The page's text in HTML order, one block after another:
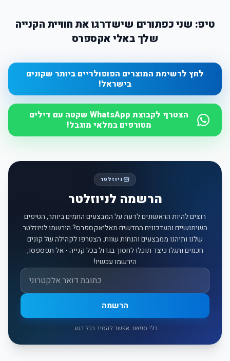
טיפ: שני כפתורים שישדרגו את חוויית הקנייה
שלך באלי אקספרס
לחץ לרשימת המוצרים הפופולריים ביותר שקונים
בישראל!
הצטרף לקבוצת WhatsApp שקטה עם דילים
מטורפים במלאי מוגבל!
ניוזלטר
הרשמה לניוזלטר
רוצים להיות הראשונים לדעת על המבצעים החמים ביותר, הטיפים
השימושיים והעדכונים החדשים מאליאקספרס? הירשמו לניוזלטר
שלנו ותיהנו ממבצעים והנחות שוות. הצטרפו לקהילה של קונים
חכמים ותגלו כיצד תוכלו לחסוך בגדול בכל קנייה - אל תפספסו,
הירשמו עכשיו!
אימייל
הרשמה
בלי ספאם. אפשר להסיר בכל רגע.